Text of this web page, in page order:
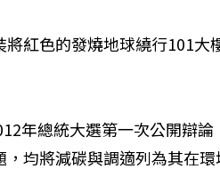
紅色的發燒地球繞行101
年總統大選第一次公開辯
均將減碳與調適列為其在